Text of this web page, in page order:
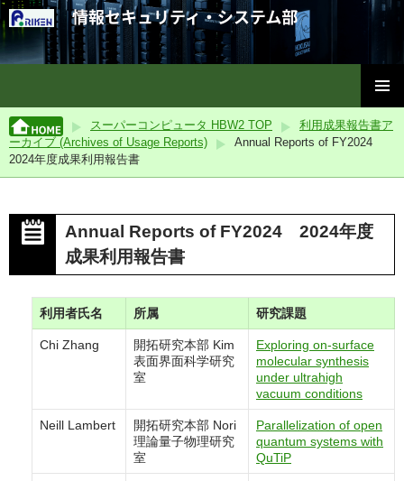
ニュー
ン
テ
ン
ツ
ス
スーパーコンピュータ HBW2 TOP
利用成果報告書ア
ーカイブ (Archives of Usage Reports)
Annual Reports of FY2024
2024年度成果利用報告書
Annual Reports of FY2024 2024年度
成果利用報告書
利用者氏名 所属 研究課題
Chi Zhang
開拓研究本部 Kim
表面界面科学研究
室
Exploring on-surface
molecular synthesis
under ultrahigh
vacuum conditions
Neill Lambert
開拓研究本部 Nori
理論量子物理研究
室
Parallelization of open
quantum systems with
QuTiP